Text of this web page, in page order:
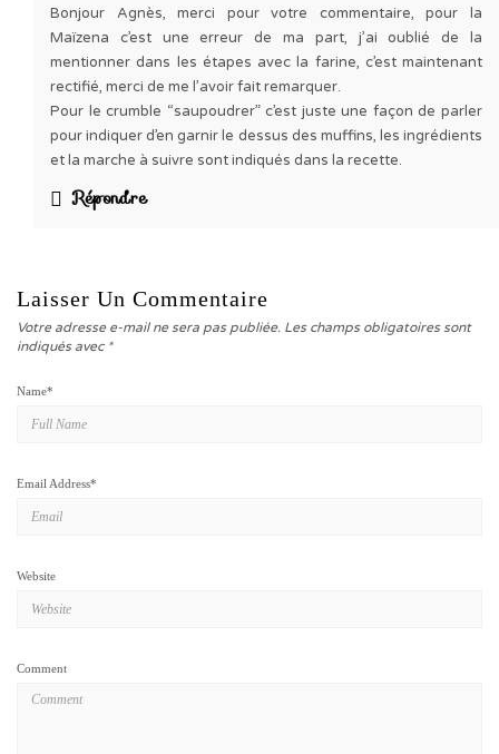
Bonjour Agnès, merci pour votre commentaire, pour la
Maïzena c’est une erreur de ma part, j’ai oublié de la
mentionner dans les étapes avec la farine, c’est maintenant
rectifié, merci de me l’avoir fait remarquer.
Pour le crumble “saupoudrer” c’est juste une façon de parler
pour indiquer d’en garnir le dessus des muffins, les ingrédients
et la marche à suivre sont indiqués dans la recette.
Répondre
Laisser Un Commentaire
Votre adresse e-mail ne sera pas publiée. Les champs obligatoires sont
indiqués avec *
Name*
Email Address*
Website
Comment